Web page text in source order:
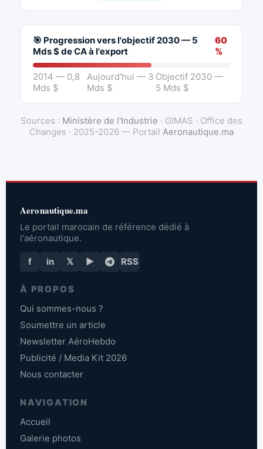
🎯 Progression vers l'objectif 2030 — 5
Mds $ de CA à l'export
60
%
2014 — 0,8
Mds $
Aujourd'hui — 3
Mds $
Objectif 2030 —
5 Mds $
Sources : Ministère de l'Industrie · GIMAS · Office des
Changes · 2025-2026 — Portail Aeronautique.ma
Aeronautique.ma
Le portail marocain de référence dédié à
l'aéronautique.
f in 𝕏 ▶ RSS
À PROPOS
Qui sommes-nous ?
Soumettre un article
Newsletter AéroHebdo
Publicité / Media Kit 2026
Nous contacter
NAVIGATION
Accueil
Galerie photos